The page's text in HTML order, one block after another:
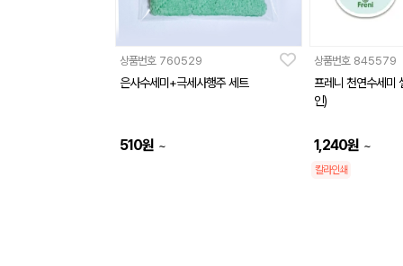
상품번호 760529
은사수세미+극세사행주 세트
510원 ~
상품번호 845579
프레니 천연수세미
인)
1,240원 ~
칼라인쇄